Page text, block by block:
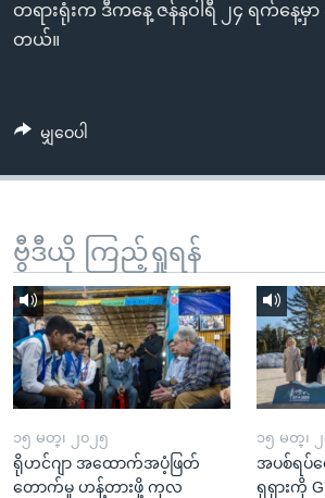
ရန်
ရှာဖွေ
သို့
ဘာသာစကားများ
တရားရုံးက ဒီကနေ့ ဇန်နဝါရီ ၂၄ ရက်နေ့မှ
တယ်။
မျှဝေပါ
ဗွီဒီယို ကြည့်ရှုရန်
၁၅ မတ္၊ ၂၀၂၅
ရိုဟင်ဂျာ အထောက်အပံ့ဖြတ်
တောက်မှု ဟန့်တားဖို့ ကုလ
၁၅ မတ္၊
အပစ်ရပ်
ရုရှားကို